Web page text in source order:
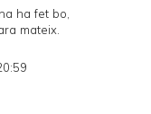
ha fet bo,
mateix.